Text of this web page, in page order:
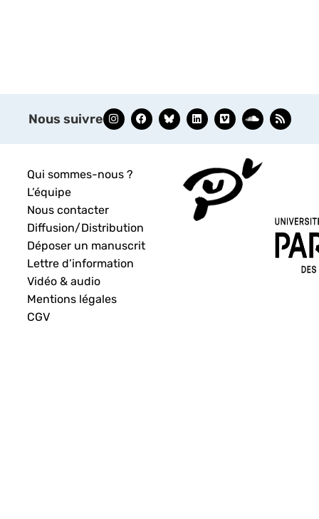
Nous suivre
Qui sommes-nous ?
L’équipe
Nous contacter
Diffusion/Distribution
Déposer un manuscrit
Lettre d’information
Vidéo & audio
Mentions légales
CGV